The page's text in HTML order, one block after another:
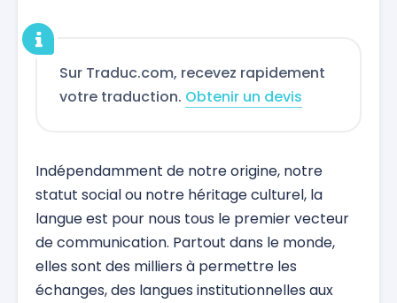
Sur Traduc.com, recevez rapidement
votre traduction. Obtenir un devis
Indépendamment de notre origine, notre
statut social ou notre héritage culturel, la
langue est pour nous tous le premier vecteur
de communication. Partout dans le monde,
elles sont des milliers à permettre les
échanges, des langues institutionnelles aux